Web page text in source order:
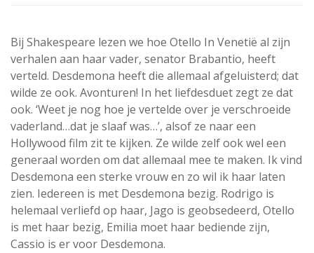
Bij Shakespeare lezen we hoe Otello In Venetië al zijn
verhalen aan haar vader, senator Brabantio, heeft
verteld. Desdemona heeft die allemaal afgeluisterd; dat
wilde ze ook. Avonturen! In het liefdesduet zegt ze dat
ook. ‘Weet je nog hoe je vertelde over je verschroeide
vaderland…dat je slaaf was…’, alsof ze naar een
Hollywood film zit te kijken. Ze wilde zelf ook wel een
generaal worden om dat allemaal mee te maken. Ik vind
Desdemona een sterke vrouw en zo wil ik haar laten
zien. Iedereen is met Desdemona bezig. Rodrigo is
helemaal verliefd op haar, Jago is geobsedeerd, Otello
is met haar bezig, Emilia moet haar bediende zijn,
Cassio is er voor Desdemona.